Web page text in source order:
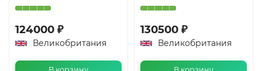
124000 ₽
Великобритания
130500 ₽
Великобритания